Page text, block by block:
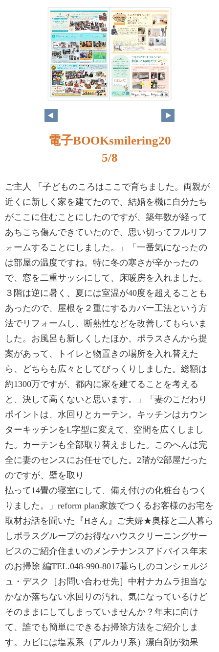
電子BOOKsmilering20
5/8
ご主人 「子どものころはここで育ちました。両親が
近くに新しく家を建てたので、結婚を機に自分たち
がここに住むことにしたのですが、築年数が経って
あちこち傷んできていたので、思い切ってフルリフ
ォームすることにしました。」「一番気になったの
は部屋の温度ですね。特に冬の寒さが辛かったの
で、窓を二重サッシにして、床暖房を入れました。
３階は逆に暑く、夏には室温が40度を超えることも
あったので、屋根を２重にするカバー工法という方
法でリフォームし、断熱性などを改善してもらいま
した。お風呂も新しくしたほか、ポラスさんから提
案があって、トイレと物置きの場所を入れ替えた
ら、どちらも広々としてびっくりしました。総額は
約1300万ですが、都内に家を建てることを考える
と、決して高くないと思います。」「妻のこだわり
ポイントは、水回りとカーテン。キッチンはカウン
ターキッチンをL字型に変えて、空間を広くしまし
た。カーテンも全部取り替えました。このへんは完
全に妻のセンスにお任せでした。2階が2部屋だった
のですが、壁を取り
払って14畳の寝室にして、備え付けの化粧台もつく
りました。」reform plan家族でつくるお客様のお宅を
取材お話を聞いた『Hさん』ご夫婦★奥様と二人暮ら
しポラスグループのお得なハウスクリーニングサー
ビスのご紹介住まいのメンテナンスアドバイス年末
のお掃除 編TEL.048-990-8017暮らしのコンシェルジ
ュ・デスク［お問い合わせ先］中村ナカムラ担当な
かなか落ちない水回りの汚れ、気になっているけど
そのままにしてしまっていませんか？年末に向け
て、誰でも簡単にできるお掃除方法をご紹介しま
す。カビには塩素系（アルカリ系）漂白剤が効果